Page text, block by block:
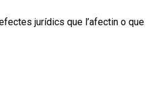
jurídics que l’afectin o que